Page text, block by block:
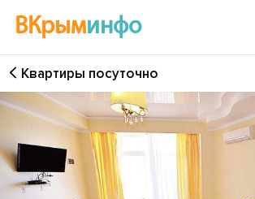
ВКрыминфо
Войти
Избранное
История просмотра
Квартиры посуточно